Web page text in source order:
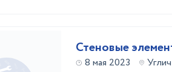
Стеновые
8 мая 2023
Углич